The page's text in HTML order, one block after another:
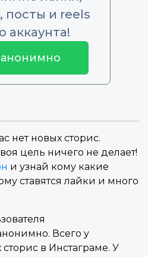
посты и reels
аккаунта!
нет новых сторис.
цель ничего не делает!
и узнай кому какие
ставятся лайки и много
Всего у
в Инстаграме. У